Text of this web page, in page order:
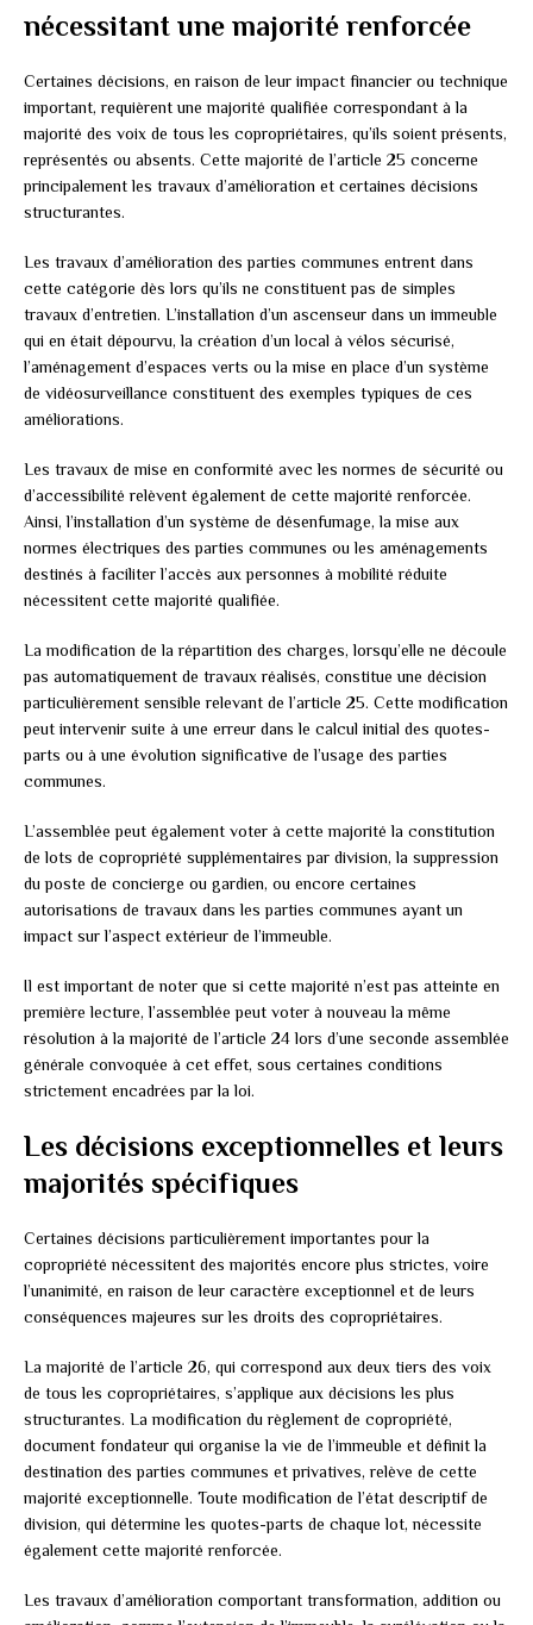
nécessitant une majorité renforcée
Certaines décisions, en raison de leur impact financier ou technique
important, requièrent une majorité qualifiée correspondant à la
majorité des voix de tous les copropriétaires, qu’ils soient présents,
représentés ou absents. Cette majorité de l’article 25 concerne
principalement les travaux d’amélioration et certaines décisions
structurantes.
Les travaux d’amélioration des parties communes entrent dans
cette catégorie dès lors qu’ils ne constituent pas de simples
travaux d’entretien. L’installation d’un ascenseur dans un immeuble
qui en était dépourvu, la création d’un local à vélos sécurisé,
l’aménagement d’espaces verts ou la mise en place d’un système
de vidéosurveillance constituent des exemples typiques de ces
améliorations.
Les travaux de mise en conformité avec les normes de sécurité ou
d’accessibilité relèvent également de cette majorité renforcée.
Ainsi, l’installation d’un système de désenfumage, la mise aux
normes électriques des parties communes ou les aménagements
destinés à faciliter l’accès aux personnes à mobilité réduite
nécessitent cette majorité qualifiée.
La modification de la répartition des charges, lorsqu’elle ne découle
pas automatiquement de travaux réalisés, constitue une décision
particulièrement sensible relevant de l’article 25. Cette modification
peut intervenir suite à une erreur dans le calcul initial des quotes-
parts ou à une évolution significative de l’usage des parties
communes.
L’assemblée peut également voter à cette majorité la constitution
de lots de copropriété supplémentaires par division, la suppression
du poste de concierge ou gardien, ou encore certaines
autorisations de travaux dans les parties communes ayant un
impact sur l’aspect extérieur de l’immeuble.
Il est important de noter que si cette majorité n’est pas atteinte en
première lecture, l’assemblée peut voter à nouveau la même
résolution à la majorité de l’article 24 lors d’une seconde assemblée
générale convoquée à cet effet, sous certaines conditions
strictement encadrées par la loi.
Les décisions exceptionnelles et leurs
majorités spécifiques
Certaines décisions particulièrement importantes pour la
copropriété nécessitent des majorités encore plus strictes, voire
l’unanimité, en raison de leur caractère exceptionnel et de leurs
conséquences majeures sur les droits des copropriétaires.
La majorité de l’article 26, qui correspond aux deux tiers des voix
de tous les copropriétaires, s’applique aux décisions les plus
structurantes. La modification du règlement de copropriété,
document fondateur qui organise la vie de l’immeuble et définit la
destination des parties communes et privatives, relève de cette
majorité exceptionnelle. Toute modification de l’état descriptif de
division, qui détermine les quotes-parts de chaque lot, nécessite
également cette majorité renforcée.
Les travaux d’amélioration comportant transformation, addition ou